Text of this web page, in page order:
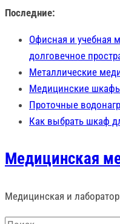
Перейти
содержимому
Последние:
Офисная и учебная
долговечное
Металлические
Медицинские
Проточные
Как выбрать шкаф
Медицинская
Медицинская и